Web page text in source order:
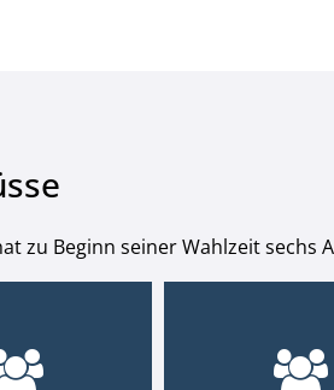
zu Beginn seiner Wahlzeit sechs